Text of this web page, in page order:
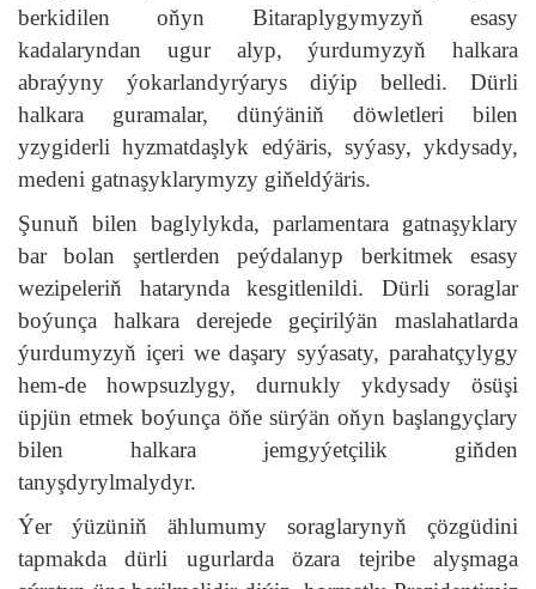
berkidilen oňyn Bitaraplygymyzyň esasy
kadalaryndan ugur alyp, ýurdumyzyň halkara
abraýyny ýokarlandyrýarys diýip belledi. Dürli
halkara guramalar, dünýäniň döwletleri bilen
yzygiderli hyzmatdaşlyk edýäris, syýasy, ykdysady,
medeni gatnaşyklarymyzy giňeldýäris.
Şunuň bilen baglylykda, parlamentara gatnaşyklary
bar bolan şertlerden peýdalanyp berkitmek esasy
wezipeleriň hatarynda kesgitlenildi. Dürli soraglar
boýunça halkara derejede geçirilýän maslahatlarda
ýurdumyzyň içeri we daşary syýasaty, parahatçylygy
hem-de howpsuzlygy, durnukly ykdysady ösüşi
üpjün etmek boýunça öňe sürýän oňyn başlangyçlary
bilen halkara jemgyýetçilik giňden
tanyşdyrylmalydyr.
Ýer ýüzüniň ählumumy soraglarynyň çözgüdini
tapmakda dürli ugurlarda özara tejribe alyşmaga